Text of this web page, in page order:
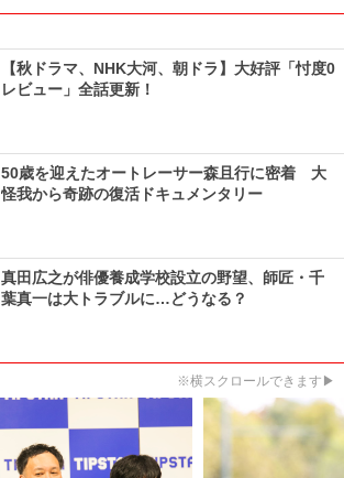
【秋ドラマ、NHK大河、朝ドラ】大好評「忖度0
レビュー」全話更新！
50歳を迎えたオートレーサー森且行に密着 大
怪我から奇跡の復活ドキュメンタリー
真田広之が俳優養成学校設立の野望、師匠・千
葉真一は大トラブルに…どうなる？
※横スクロールできます▶